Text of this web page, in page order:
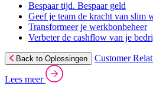
Bespaar tijd. Bespaar geld
Geef je team de kracht van slim
Transformeer je werkbonbeheer
Verbeter de cashflow van je
Back to Oplossingen Customer
Lees meer